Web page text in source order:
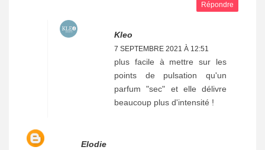
Répondre
Kleo
7 SEPTEMBRE 2021 À 12:51
plus facile à mettre sur les
points de pulsation qu'un
parfum "sec" et elle délivre
beaucoup plus d'intensité !
Elodie